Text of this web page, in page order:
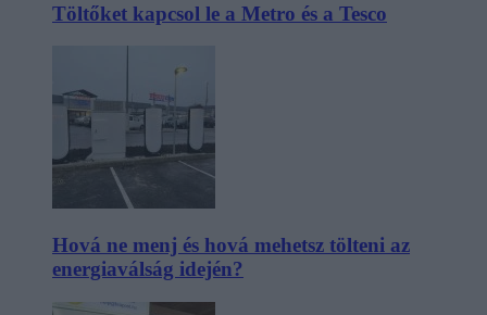
Töltőket kapcsol le a Metro és a Tesco
Hová ne menj és hová mehetsz tölteni az
energiaválság idején?